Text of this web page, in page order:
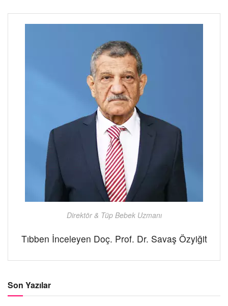
Direktör & Tüp Bebek Uzmanı
Tıbben İnceleyen Doç. Prof. Dr. Savaş Özyiğit
Son Yazılar